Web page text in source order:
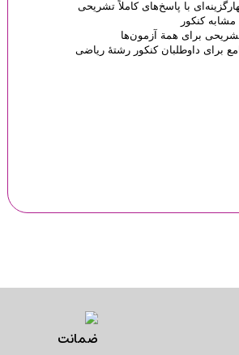
کنکور
برای همة آزمون‌ها
برای داوطلبان کنکور رشتۀ ریاضی